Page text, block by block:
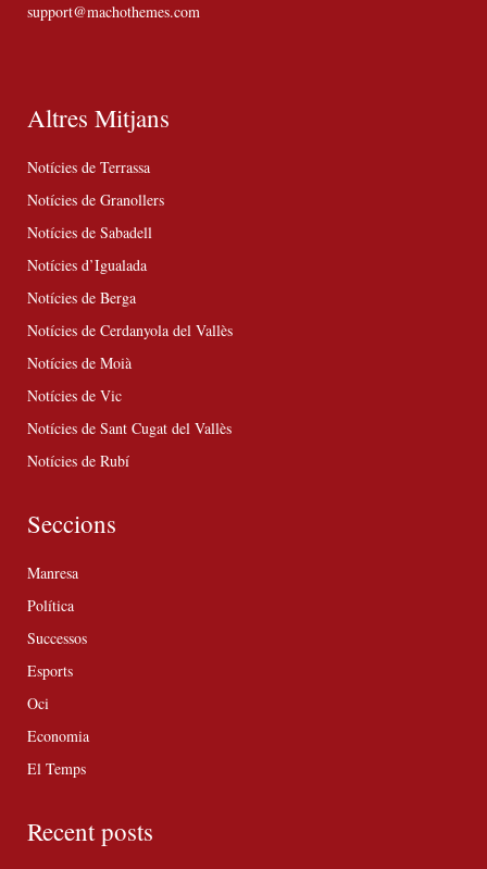
support@machothemes.com
Altres Mitjans
Notícies de Terrassa
Notícies de Granollers
Notícies de Sabadell
Notícies d’Igualada
Notícies de Berga
Notícies de Cerdanyola del Vallès
Notícies de Moià
Notícies de Vic
Notícies de Sant Cugat del Vallès
Notícies de Rubí
Seccions
Manresa
Política
Successos
Esports
Oci
Economia
El Temps
Recent posts